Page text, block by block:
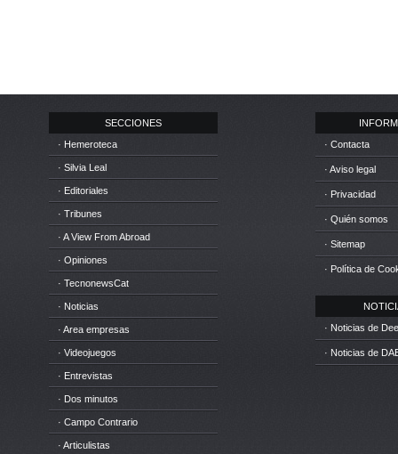
SECCIONES
· Hemeroteca
· Silvia Leal
· Editoriales
· Tribunes
· A View From Abroad
· Opiniones
· TecnonewsCat
· Noticias
· Area empresas
· Videojuegos
· Entrevistas
· Dos minutos
· Campo Contrario
· Articulistas
· Contacta
· Aviso legal
· Privacidad
· Quién somos
· Sitemap
· Política de
· Noticias de
· Noticias de